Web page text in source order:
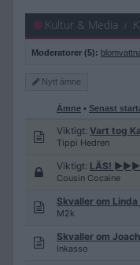
Kultur & Media
Moderatorer (5):
Nytt ämne
Ämne • Senast
Viktigt: Vart tog
Tippi Hedren
Viktigt: LÄS! ►►►
Cousin Cocaine
Skvaller om
M2k
Skvaller om
Inkasso